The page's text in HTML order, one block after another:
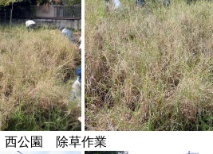
西公園 除草作業